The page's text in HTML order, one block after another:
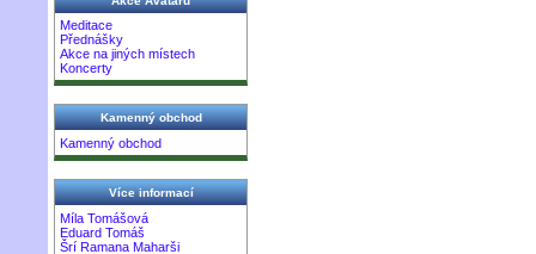
Meditace
Přednášky
Akce na jiných místech
Koncerty
Kamenný obchod
Kamenný obchod
Více informací
Míla Tomášová
Eduard Tomáš
Šrí Ramana Maharši